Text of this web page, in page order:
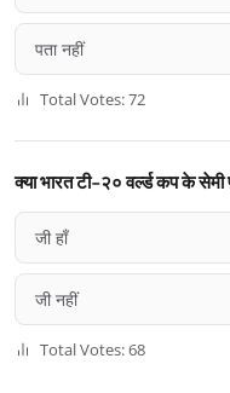
पता नहीं
Total Votes: 72
क्या भारत टी-२० वर्ल्ड कप के
जी हाँ
जी नहीं
Total Votes: 68